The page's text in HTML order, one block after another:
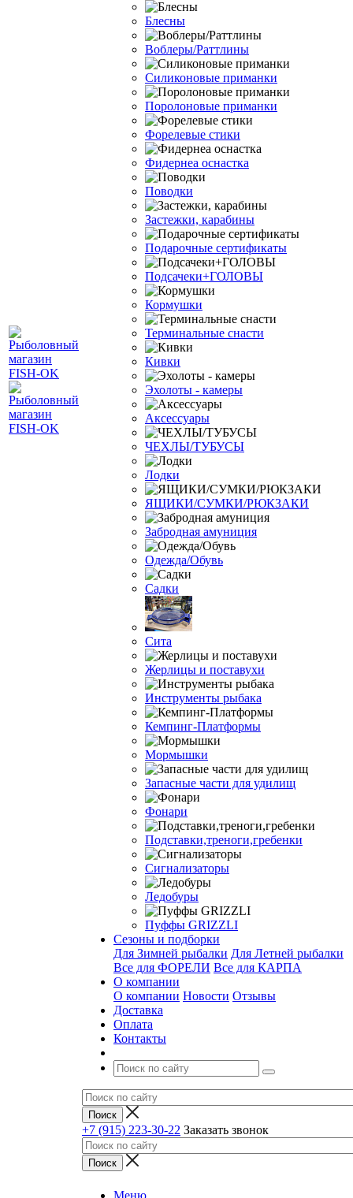
Блесны
Воблеры/Раттлины
Силиконовые приманки
Поролоновые приманки
Форелевые стики
Фидернеа оснастка
Поводки
Застежки, карабины
Подарочные сертификаты
Подсачеки+ГОЛОВЫ
Кормушки
Терминальные снасти
Кивки
Эхолоты - камеры
Аксессуары
ЧЕХЛЫ/ТУБУСЫ
Лодки
ЯЩИКИ/СУМКИ/РЮКЗАКИ
Забродная амуниция
Одежда/Обувь
Садки
Сита
Жерлицы и поставухи
Инструменты рыбака
Кемпинг-Платформы
Мормышки
Запасные части для удилищ
Фонари
Подставки,треноги,гребенки
Сигнализаторы
Ледобуры
Пуффы GRIZZLI
Сезоны и подборки
Для Зимней рыбалки Для Летней рыбалки
Все для ФОРЕЛИ Все для КАРПА
О компании
О компании Новости Отзывы
Доставка
Оплата
Контакты
+7 (915) 223-30-22 Заказать звонок
Меню